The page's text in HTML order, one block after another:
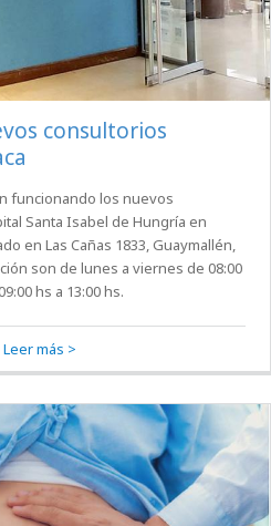
consultorios
funcionando los nuevos
Santa Isabel de Hungría en
en Las Cañas 1833, Guaymallén,
son de lunes a viernes de 08:00
hs a 13:00 hs.
Leer más >